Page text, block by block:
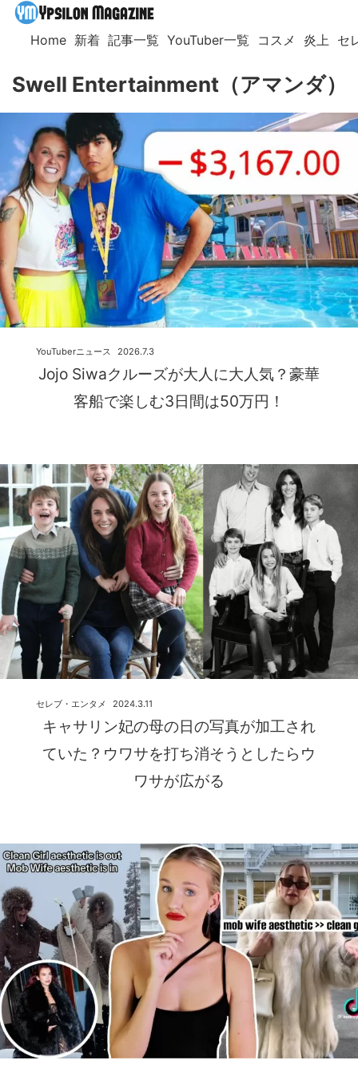
Home 新着 記事一覧 YouTuber一覧 コスメ 炎上 セ
Swell Entertainment（アマンダ）
Jojo Siwaクルーズが大人に大人気？豪華
客船で楽しむ3日間は50万円！
2026.7.3
YouTuberニュース
キャサリン妃の母の日の写真が加工され
ていた？ウワサを打ち消そうとしたらウ
ワサが広がる
2024.3.11
セレブ・エンタメ